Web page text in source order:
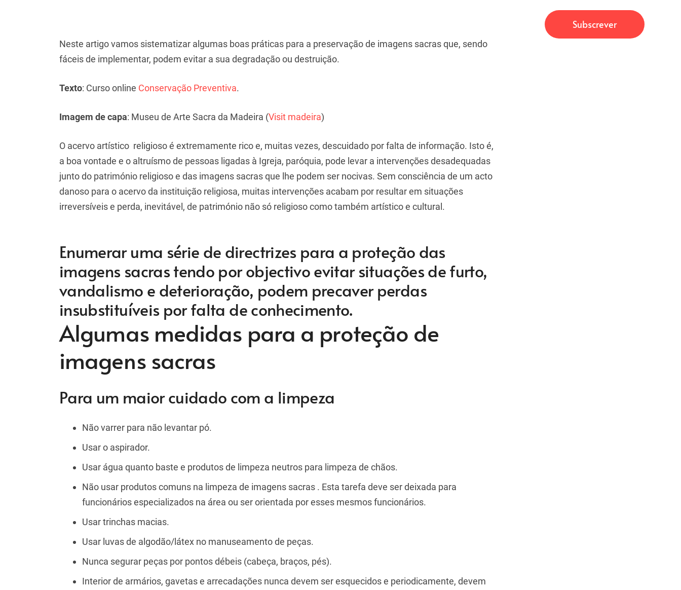
Neste artigo vamos sistematizar algumas boas práticas para a preservação de imagens sacras que, sendo
fáceis de implementar, podem evitar a sua degradação ou destruição.
Texto: Curso online Conservação Preventiva.
Imagem de capa: Museu de Arte Sacra da Madeira (Visit madeira)
O acervo artístico religioso é extremamente rico e, muitas vezes, descuidado por falta de informação. Isto é,
a boa vontade e o altruísmo de pessoas ligadas à Igreja, paróquia, pode levar a intervenções desadequadas
junto do património religioso e das imagens sacras que lhe podem ser nocivas. Sem consciência de um acto
danoso para o acervo da instituição religiosa, muitas intervenções acabam por resultar em situações
irreversíveis e perda, inevitável, de património não só religioso como também artístico e cultural.
Enumerar uma série de directrizes para a proteção das
imagens sacras tendo por objectivo evitar situações de furto,
vandalismo e deterioração, podem precaver perdas
insubstituíveis por falta de conhecimento.
Algumas medidas para a proteção de
imagens sacras
Para um maior cuidado com a limpeza
Não varrer para não levantar pó.
Usar o aspirador.
Usar água quanto baste e produtos de limpeza neutros para limpeza de chãos.
Não usar produtos comuns na limpeza de imagens sacras . Esta tarefa deve ser deixada para
funcionários especializados na área ou ser orientada por esses mesmos funcionários.
Usar trinchas macias.
Usar luvas de algodão/látex no manuseamento de peças.
Nunca segurar peças por pontos débeis (cabeça, braços, pés).
Interior de armários, gavetas e arrecadações nunca devem ser esquecidos e periodicamente, devem